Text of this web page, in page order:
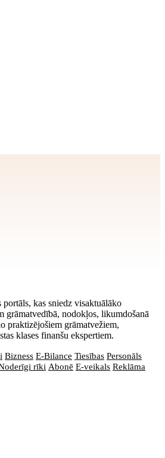
kas sniedz visaktuālāko
grāmatvedībā, nodokļos, likumdošanā
praktizējošiem grāmatvežiem,
klases finanšu ekspertiem.
Bizness E-Bilance Tiesības Personāls
rīki Abonē E-veikals Reklāma